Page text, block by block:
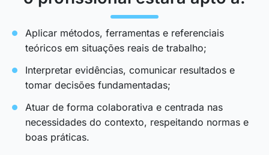
Aplicar métodos, ferramentas e referenciais
teóricos em situações reais de trabalho;
Interpretar evidências, comunicar resultados e
tomar decisões fundamentadas;
Atuar de forma colaborativa e centrada nas
necessidades do contexto, respeitando normas e
boas práticas.